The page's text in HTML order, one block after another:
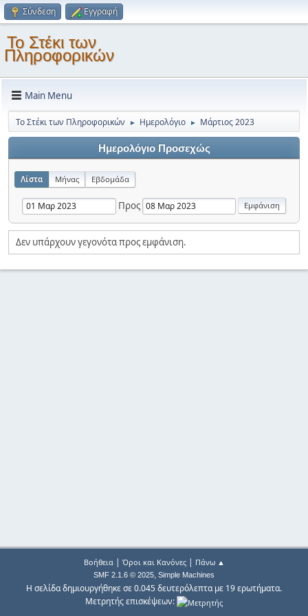
Σύνδεση Εγγραφή
Το Στέκι των
Πληροφορικών
Main Menu
Το Στέκι των Πληροφορικών ► Ημερολόγιο ► Μάρτιος 2023
Ημερολόγιο Προσεχώς
Λίστα Μήνας Εβδομάδα
Προς
Δεν υπάρχουν γεγονότα προς εμφάνιση.
Βοήθεια| Όροι και Κανόνες| Πάνω ▲
SMF 2.1.6 © 2025, Simple Machines
Η σελίδα δημιουργήθηκε σε 0.045 δευτερόλεπτα με 19 ερωτήματα.
Μετρητής επισκέψεων: